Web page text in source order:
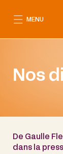
MENU
Nos
De Gaulle
dans la